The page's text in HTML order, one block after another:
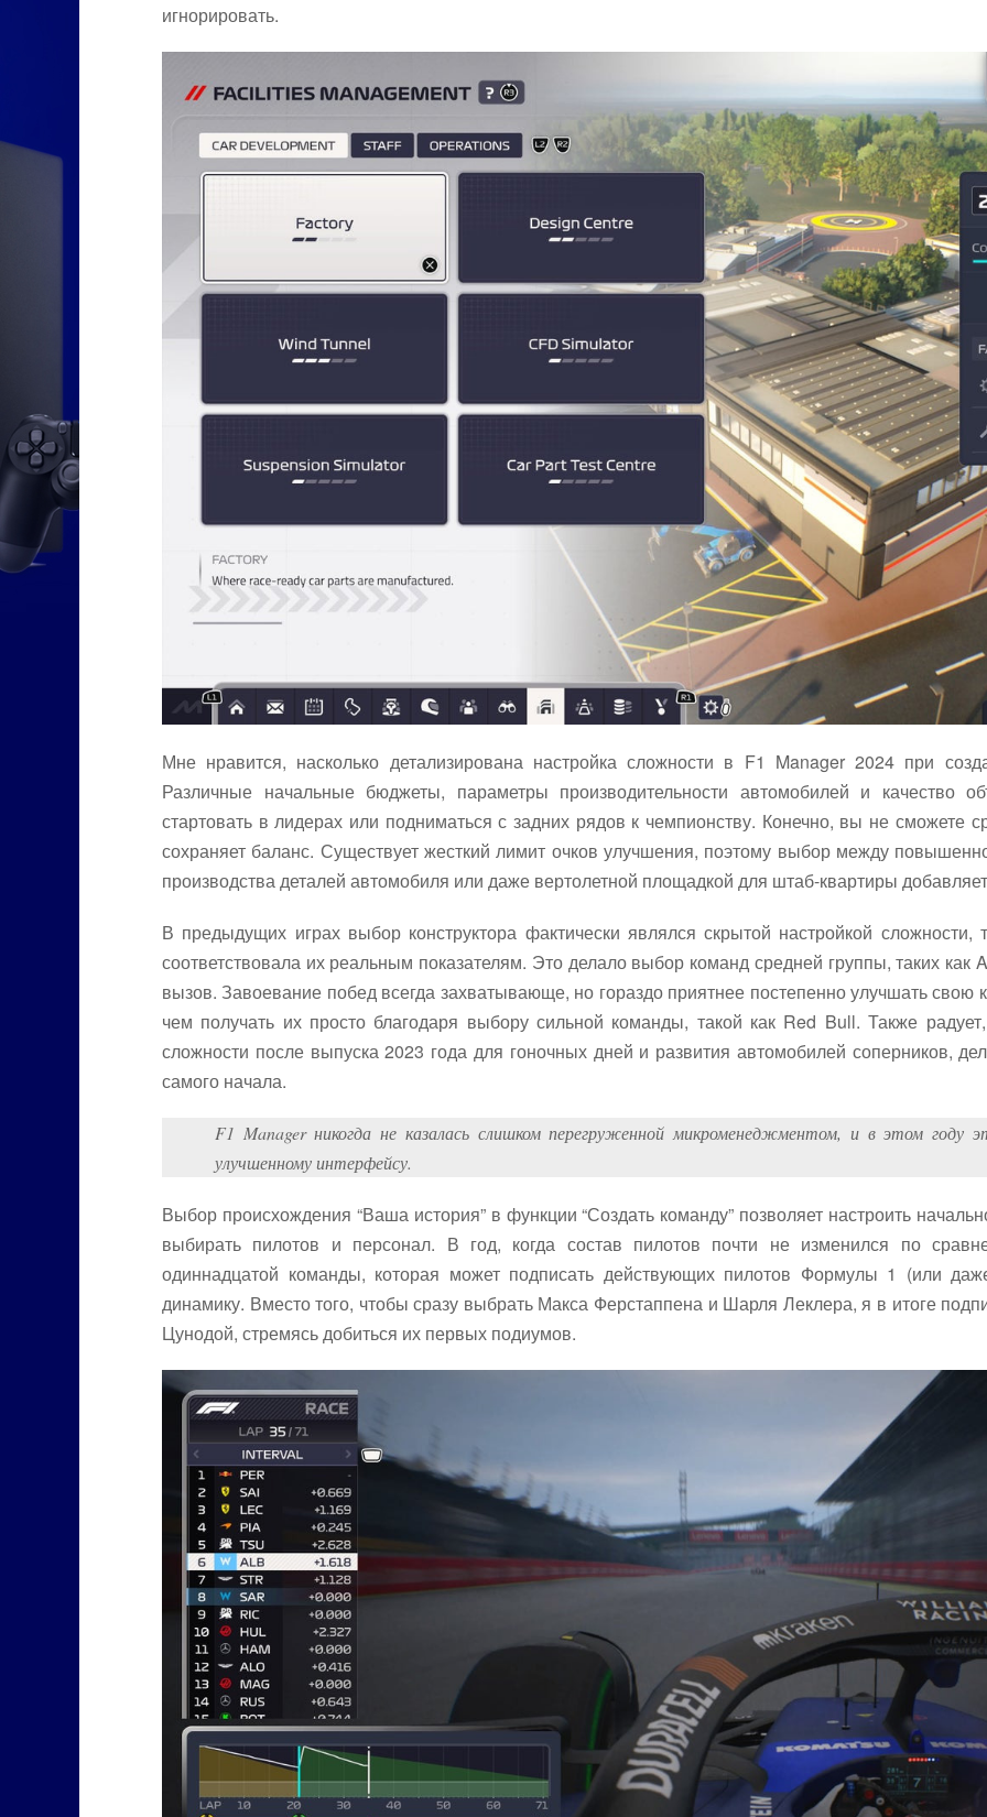
игнорировать.
Мне нравится, насколько детализирована настройка сложности в F1 Manager 2024 при
Различные начальные бюджеты, параметры производительности автомобилей и качество
стартовать в лидерах или подниматься с задних рядов к чемпионству. Конечно, вы не сможете
сохраняет баланс. Существует жесткий лимит очков улучшения, поэтому выбор между
производства деталей автомобиля или даже вертолетной площадкой для штаб-квартиры
В предыдущих играх выбор конструктора фактически являлся скрытой настройкой сложности,
соответствовала их реальным показателям. Это делало выбор команд средней группы, таких как
вызов. Завоевание побед всегда захватывающе, но гораздо приятнее постепенно улучшать свою
чем получать их просто благодаря выбору сильной команды, такой как Red Bull. Также
сложности после выпуска 2023 года для гоночных дней и развития автомобилей соперников,
самого начала.
F1 Manager никогда не казалась слишком перегруженной микроменеджментом, и в этом году
улучшенному интерфейсу.
Выбор происхождения “Ваша история” в функции “Создать команду” позволяет настроить
выбирать пилотов и персонал. В год, когда состав пилотов почти не изменился по
одиннадцатой команды, которая может подписать действующих пилотов Формулы 1 (или
динамику. Вместо того, чтобы сразу выбрать Макса Ферстаппена и Шарля Леклера, я в итоге
Цунодой, стремясь добиться их первых подиумов.